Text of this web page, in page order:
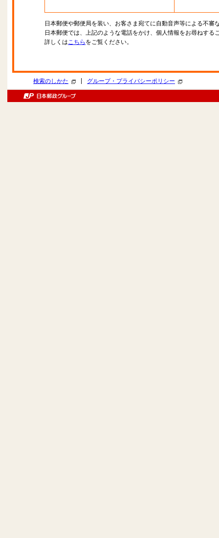
日本郵便や郵便局を装い、お客さま宛てに自動音声等による不審
日本郵便では、上記のような電話をかけ、個人情報をお尋ねする
詳しくはこちら をご覧ください。
検索のしかた グループ・プライバシーポリシー